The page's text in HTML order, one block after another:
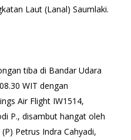
Laut (Lanal) Saumlaki.
tiba di Bandar Udara
WIT dengan
Air Flight IW1514,
P., disambut hangat oleh
Petrus Indra Cahyadi,